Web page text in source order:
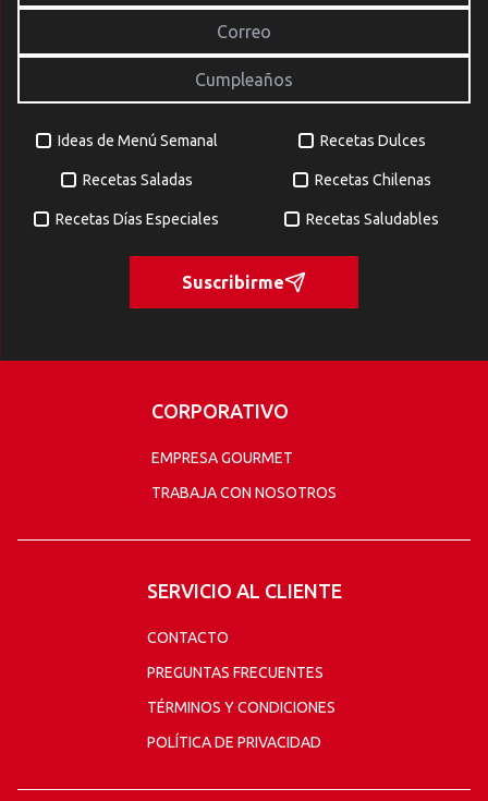
Ideas de Menú Semanal Recetas Dulces
Recetas Saladas Recetas Chilenas
Recetas Días Especiales Recetas Saludables
Suscribirme
CORPORATIVO
EMPRESA GOURMET
TRABAJA CON NOSOTROS
SERVICIO AL CLIENTE
CONTACTO
PREGUNTAS FRECUENTES
TÉRMINOS Y CONDICIONES
POLÍTICA DE PRIVACIDAD